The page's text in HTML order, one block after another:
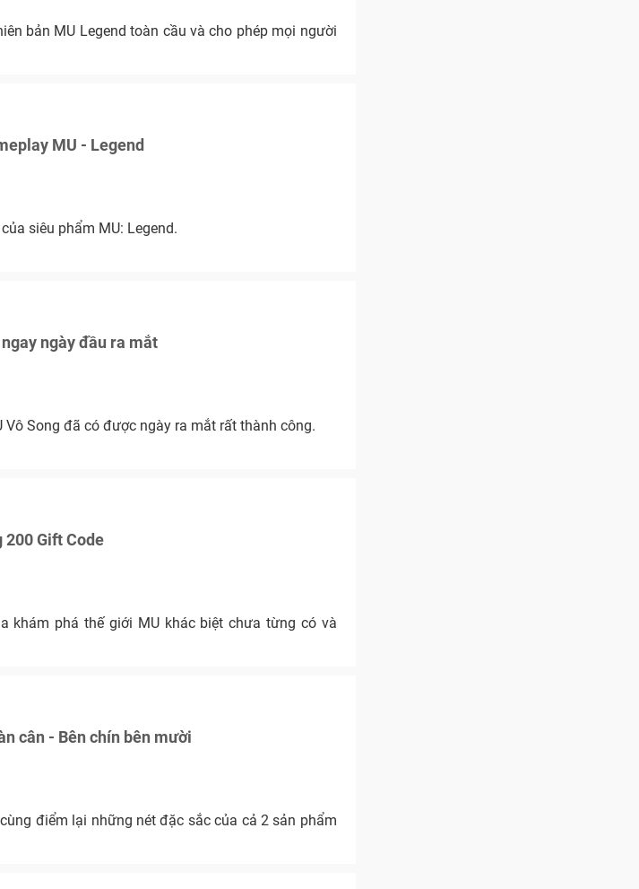
bản MU Legend toàn cầu và cho phép mọi người
MU - Legend
siêu phẩm MU: Legend.
ngày đầu ra mắt
Song đã có được ngày ra mắt rất thành công.
200 Gift Code
khám phá thế giới MU khác biệt chưa từng có và
cân - Bên chín bên mười
điểm lại những nét đặc sắc của cả 2 sản phẩm